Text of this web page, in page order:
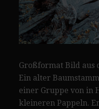
Großformat Bild aus
Ein alter
einer Gruppe von in
kleineren Pappeln.